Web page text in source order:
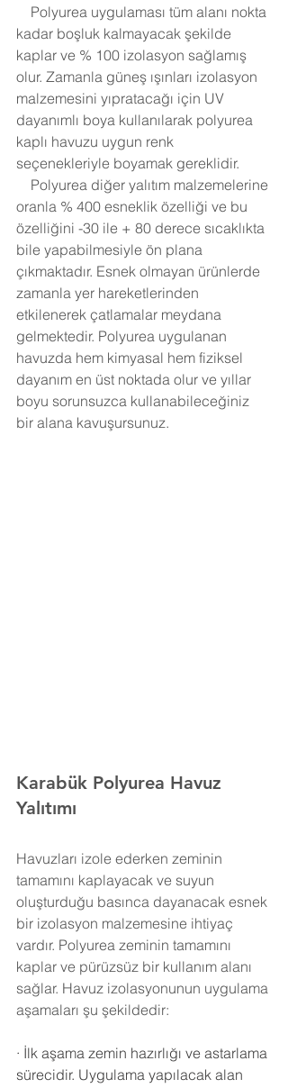
kadar boşluk kalmayacak şekilde
kaplar ve % 100 izolasyon sağlamış
olur. Zamanla güneş ışınları izolasyon
malzemesini yıpratacağı için UV
dayanımlı boya kullanılarak polyurea
kaplı havuzu uygun renk
seçenekleriyle boyamak gereklidir.
oranla % 400 esneklik özelliği ve bu
özelliğini -30 ile + 80 derece sıcaklıkta
bile yapabilmesiyle ön plana
çıkmaktadır. Esnek olmayan ürünlerde
zamanla yer hareketlerinden
etkilenerek çatlamalar meydana
gelmektedir. Polyurea uygulanan
havuzda hem kimyasal hem fiziksel
dayanım en üst noktada olur ve yıllar
boyu sorunsuzca kullanabileceğiniz
bir alana kavuşursunuz.
Karabük Polyurea Havuz
Yalıtımı
Havuzları izole ederken zeminin
tamamını kaplayacak ve suyun
oluşturduğu basınca dayanacak esnek
bir izolasyon malzemesine ihtiyaç
vardır. Polyurea zeminin tamamını
kaplar ve pürüzsüz bir kullanım alanı
sağlar. Havuz izolasyonunun uygulama
aşamaları şu şekildedir:
· İlk aşama zemin hazırlığı ve astarlama
sürecidir. Uygulama yapılacak alan